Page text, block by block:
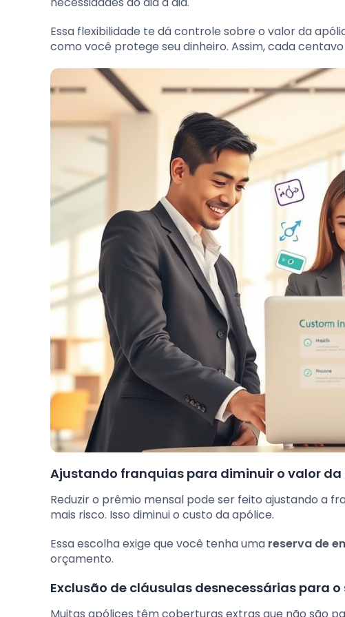
Essa flexibilidade te dá controle sobre o valor da
como você protege seu dinheiro. Assim, cada
Ajustando franquias para diminuir o valor da
Reduzir o prêmio mensal pode ser feito ajustando a
mais risco. Isso diminui o custo da apólice.
Essa escolha exige que você tenha uma reserva de
orçamento.
Exclusão de cláusulas desnecessárias para